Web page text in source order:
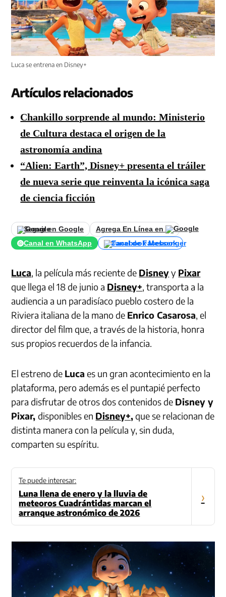
Luca se entrena en Disney+
Artículos relacionados
Chankillo sorprende al mundo: Ministerio
de Cultura destaca el origen de la
astronomía andina
“Alien: Earth”, Disney+ presenta el tráiler
de nueva serie que reinventa la icónica saga
de ciencia ficción
Seguir en Google
Agrega En Línea en
Canal en WhatsApp
Canal de Facebook
Luca, la película más reciente de Disneyy Pixar
que llega el 18 de junio a Disney+, transporta a la
audiencia a un paradisíaco pueblo costero de la
Riviera italiana de la mano de Enrico Casarosa, el
director del film que, a través de la historia, honra
sus propios recuerdos de la infancia.
El estreno de Luca es un gran acontecimiento en la
plataforma, pero además es el puntapié perfecto
para disfrutar de otros dos contenidos de Disney y
Pixar,disponibles en Disney+,que se relacionan de
distinta manera con la película y, sin duda,
comparten su espíritu.
Te puede interesar:
Luna llena de enero y la lluvia de
meteoros Cuadrántidas marcan el
arranque astronómico de 2026
›